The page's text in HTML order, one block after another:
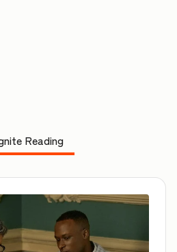
Reading